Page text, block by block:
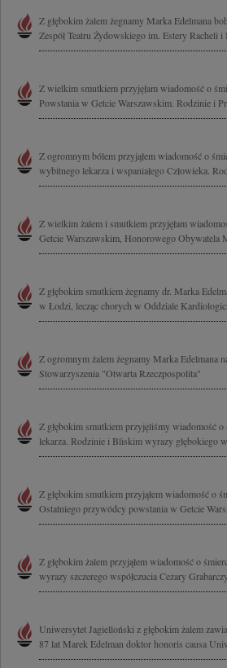
Z głębokim żalem żegnamy Marka Edelmana
Zespół Teatru Żydowskiego im. Estery Racheli
Z wielkim smutkiem przyjęłam wiadomość o
Powstania w Getcie Warszawskim. Rodzinie i
Z ogromnym bólem przyjąłem wiadomość o
wybitnego lekarza i wspaniałego Człowieka.
Z wielkim żalem i smutkiem przyjęłam
Getcie Warszawskim, Honorowego Obywatela
Z głębokim smutkiem żegnamy dr. Marka
w Łodzi, lecząc chorych w Oddziale
Z ogromnym żalem żegnamy Marka Edelmana
Stowarzyszenia "Otwarta Rzeczpospolita"
Z głębokim smutkiem przyjęliśmy wiadomość
lekarza. Rodzinie i Bliskim wyrazy głębokiego
Z głębokim smutkiem przyjąłem wiadomość o
Ostatniego przywódcy powstania w Getcie
Z głębokim żalem przyjąłem wiadomość o
wyrazy szczerego współczucia Cezary
Uniwersytet Jagielloński z głębokim żalem
87 lat Marek Edelman doktor honoris causa